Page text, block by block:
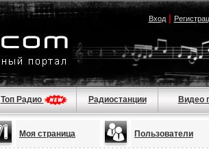
Вход|
Топ Радио Радиостанции Видео
Моя страница Пользователи